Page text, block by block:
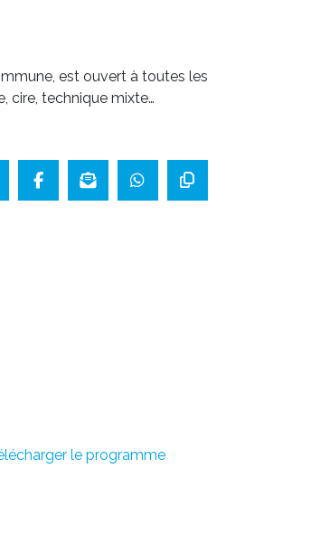
est ouvert à toutes les
cire, technique mixte…
le programme